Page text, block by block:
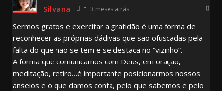
Silvana 3 meses atrás
Sermos gratos e exercitar a gratidão é uma forma de
reconhecer as próprias dádivas que são ofuscadas pela
falta do que não se tem e se destaca no “vizinho”.
A forma que comunicamos com Deus, em oração,
meditação, retiro…é importante posicionarmos nossos
anseios e o que damos conta, pelo que sabemos e pelo